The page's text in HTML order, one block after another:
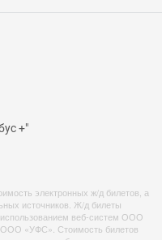
+"
электронных ж/д билетов, а
источников. Ж/д билеты
веб-систем ООО
«УФС». Стоимость билетов